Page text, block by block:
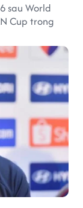
sau World
Cup trong